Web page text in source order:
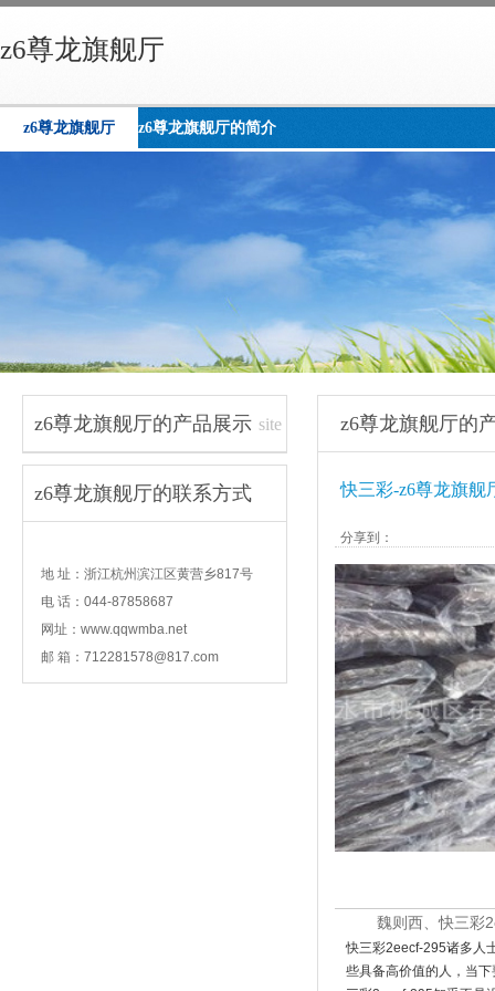
z6尊龙旗舰厅
z6尊龙旗舰厅 z6尊龙旗舰厅的简介
z6尊龙旗舰厅的产品展示 site
navigation
z6尊龙旗舰厅的联系方式
地 址：浙江杭州滨江区黄营乡817号
电 话：044-87858687
网址：www.qqwmba.net
邮 箱： 712281578@817.com
z6尊龙旗舰厅的
快三彩-z6尊龙旗舰
分享到：
魏则西、快三彩
快三彩2eecf-295诸多人
些具备高价值的人，当